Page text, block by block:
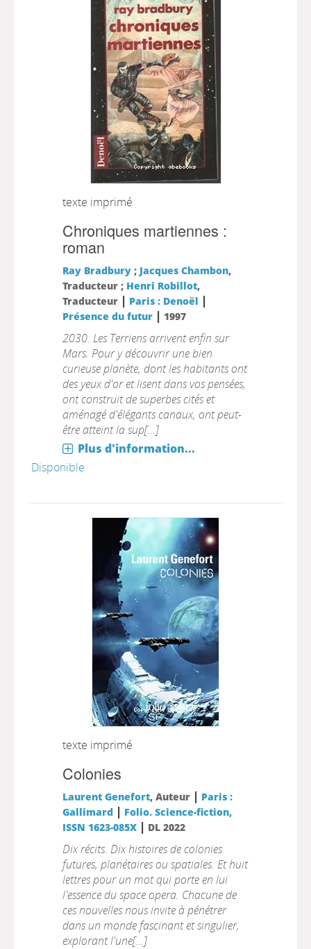
texte imprimé
Chroniques martiennes :
roman
Ray Bradbury; Jacques Chambon,
Traducteur ; Henri Robillot,
Traducteur | Paris : Denoël |
Présence du futur| 1997
2030. Les Terriens arrivent enfin sur
Mars. Pour y découvrir une bien
curieuse planète, dont les habitants ont
des yeux d'or et lisent dans vos pensées,
ont construit de superbes cités et
aménagé d'élégants canaux, ont peut-
être atteint la sup[...]
Plus d'information...
Disponible
texte imprimé
Colonies
Laurent Genefort, Auteur | Paris :
Gallimard | Folio. Science-fiction,
ISSN 1623-085X| DL 2022
Dix récits. Dix histoires de colonies
futures, planétaires ou spatiales. Et huit
lettres pour un mot qui porte en lui
l'essence du space opera. Chacune de
ces nouvelles nous invite à pénétrer
dans un monde fascinant et singulier,
explorant l'une[...]